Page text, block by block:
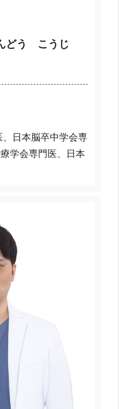
どう こうじ
、日本脳卒中学会専
学会専門医、日本